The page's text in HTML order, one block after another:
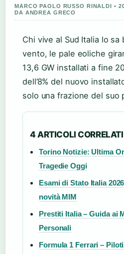
MARCO PAOLO RUSSO RINALDI •
DA ANDREA GRECO
Chi vive al Sud Italia lo sa
vento, le pale eoliche
13,6 GW installati a fine
dell’8% del nuovo
solo una frazione del suo
4 ARTICOLI CORRELATI
Torino Notizie: Ultima
Tragedie Oggi
Esami di Stato Italia
novità MIM
Prestiti Italia – Guida ai
Personali
Formula 1 Ferrari –